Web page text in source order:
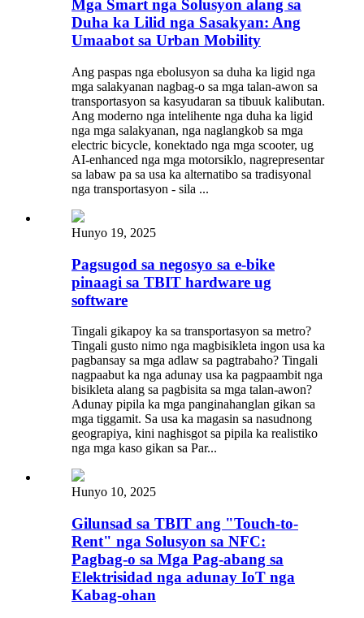
Mga Smart nga Solusyon alang sa
Duha ka Lilid nga Sasakyan: Ang
Umaabot sa Urban Mobility
Ang paspas nga ebolusyon sa duha ka ligid nga
mga salakyanan nagbag-o sa mga talan-awon sa
transportasyon sa kasyudaran sa tibuuk kalibutan.
Ang moderno nga intelihente nga duha ka ligid
nga mga salakyanan, nga naglangkob sa mga
electric bicycle, konektado nga mga scooter, ug
AI-enhanced nga mga motorsiklo, nagrepresentar
sa labaw pa sa usa ka alternatibo sa tradisyonal
nga transportasyon - sila ...
Hunyo 19, 2025
Pagsugod sa negosyo sa e-bike
pinaagi sa TBIT hardware ug
software
Tingali gikapoy ka sa transportasyon sa metro?
Tingali gusto nimo nga magbisikleta ingon usa ka
pagbansay sa mga adlaw sa pagtrabaho? Tingali
nagpaabut ka nga adunay usa ka pagpaambit nga
bisikleta alang sa pagbisita sa mga talan-awon?
Adunay pipila ka mga panginahanglan gikan sa
mga tiggamit. Sa usa ka magasin sa nasudnong
geograpiya, kini naghisgot sa pipila ka realistiko
nga mga kaso gikan sa Par...
Hunyo 10, 2025
Gilunsad sa TBIT ang "Touch-to-
Rent" nga Solusyon sa NFC:
Pagbag-o sa Mga Pag-abang sa
Elektrisidad nga adunay IoT nga
Kabag-ohan